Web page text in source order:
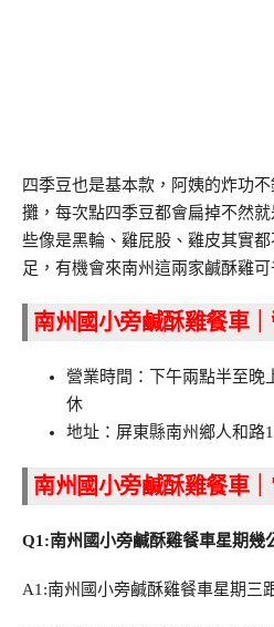
四季豆也是基本款，阿姨的炸功
攤，每次點四季豆都會扁掉不然
些像是黑輪、雞屁股、雞皮其實
足，有機會來南州這兩家鹹酥雞可
南州國小旁鹹酥雞餐車
營業時間：下午兩點半至晚
休
地址：屏東縣南州鄉人和路
南州國小旁鹹酥雞餐車
Q1:南州國小旁鹹酥雞餐車星期幾
A1:南州國小旁鹹酥雞餐車星期三